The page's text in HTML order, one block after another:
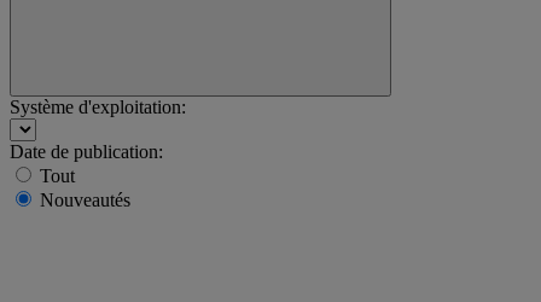
Système d'exploitation:
Date de publication:
Tout
Nouveautés